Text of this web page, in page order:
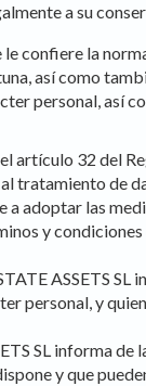
a su
le confiere la
así como
personal, así
artículo 32 del
tratamiento de
a adoptar las
y
ASSETS
personal, y
SL informa
y que